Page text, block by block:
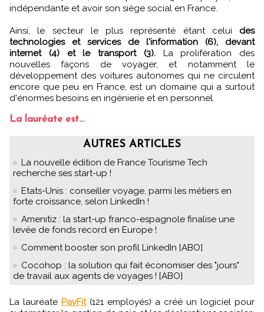
indépendante et avoir son siège social en France.
Ainsi, le secteur le plus représenté étant celui des
technologies et services de l'information (6), devant
internet (4) et le transport (3).La prolifération des
nouvelles façons de voyager, et notamment le
développement des voitures autonomes qui ne circulent
encore que peu en France, est un domaine qui a surtout
d'énormes besoins en ingénierie et en personnel.
La lauréate est...
AUTRES ARTICLES
La nouvelle édition de France Tourisme Tech
recherche ses start-up !
Etats-Unis : conseiller voyage, parmi les métiers en
forte croissance, selon LinkedIn !
Amenitiz : la start-up franco-espagnole finalise une
levée de fonds record en Europe !
Comment booster son profil LinkedIn [ABO]
Cocohop : la solution qui fait économiser des "jours"
de travail aux agents de voyages ! [ABO]
La lauréate PayFit(121 employés) a créé un logiciel pour